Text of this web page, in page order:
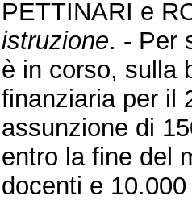
PETTINARI e
istruzione. - Per
è in corso, sulla
finanziaria per il
assunzione di
entro la fine del
docenti e